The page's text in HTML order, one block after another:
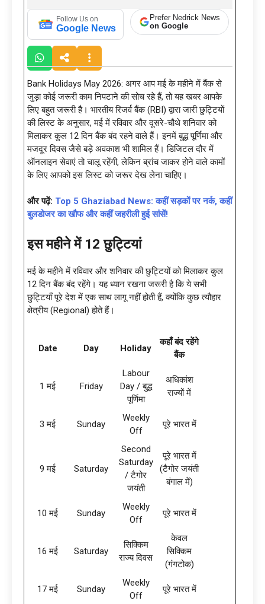
Follow Us on
Google News
Prefer Nedrick News
on Google
Bank Holidays May 2026: अगर आप मई के महीने में बैंक से
जुड़ा कोई जरूरी काम निपटाने की सोच रहे हैं, तो यह खबर आपके
लिए बहुत जरूरी है। भारतीय रिजर्व बैंक (RBI) द्वारा जारी छुट्टियों
की लिस्ट के अनुसार, मई में रविवार और दूसरे-चौथे शनिवार को
मिलाकर कुल 12 दिन बैंक बंद रहने वाले हैं। इनमें बुद्ध पूर्णिमा और
मजदूर दिवस जैसे बड़े अवकाश भी शामिल हैं। डिजिटल दौर में
ऑनलाइन सेवाएं तो चालू रहेंगी, लेकिन ब्रांच जाकर होने वाले कामों
के लिए आपको इस लिस्ट को जरूर देख लेना चाहिए।
और पढ़ें: Top 5 Ghaziabad News: कहीं सड़कों पर नर्क, कहीं
बुलडोजर का खौफ और कहीं जहरीली हुई सांसें!
इस महीने में 12 छुट्टियां
मई के महीने में रविवार और शनिवार की छुट्टियों को मिलाकर कुल
12 दिन बैंक बंद रहेंगे। यह ध्यान रखना जरूरी है कि ये सभी
छुट्टियाँ पूरे देश में एक साथ लागू नहीं होती हैं, क्योंकि कुछ त्यौहार
क्षेत्रीय (Regional) होते हैं।
Date Day Holiday
कहाँ बंद रहेंगे
बैंक
1 मई Friday
Labour
Day / बुद्ध
पूर्णिमा
अधिकांश
राज्यों में
3 मई Sunday
Weekly
Off
पूरे भारत में
9 मई Saturday
Second
Saturday
/ टैगोर
जयंती
पूरे भारत में
(टैगोर जयंती
बंगाल में)
10 मई Sunday
Weekly
Off
पूरे भारत में
16 मई Saturday
सिक्किम
राज्य दिवस
केवल
सिक्किम
(गंगटोक)
17 मई Sunday
Weekly
Off
पूरे भारत में